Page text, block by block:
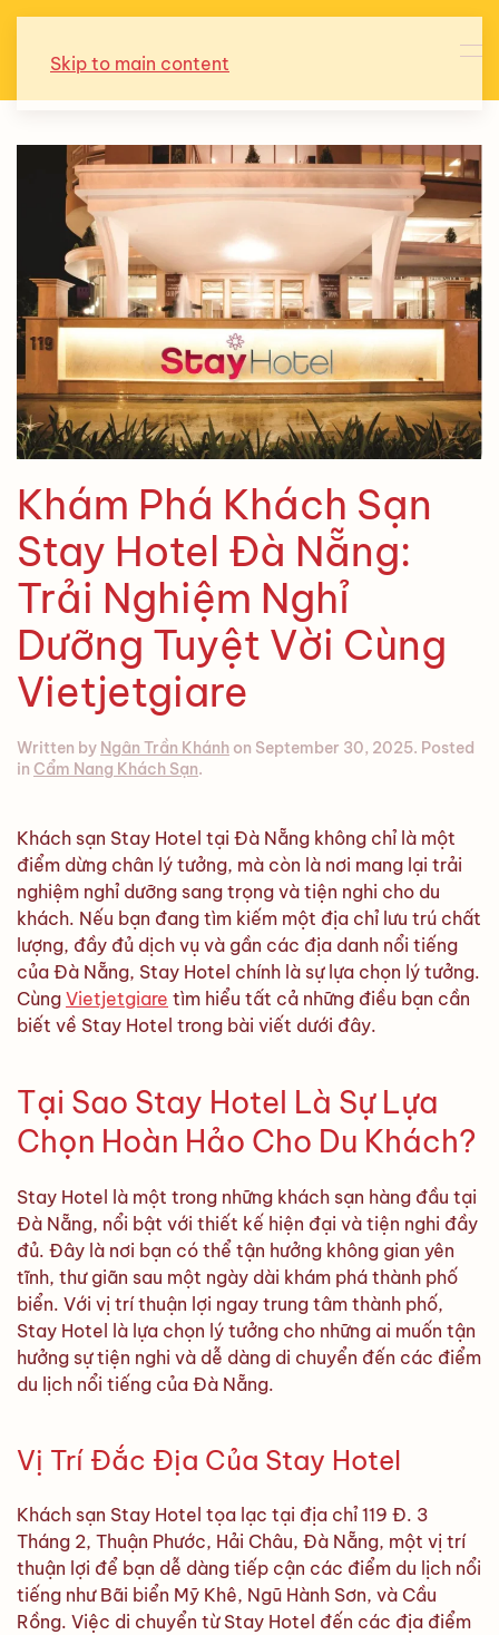
Skip to main content
Khám Phá Khách Sạn
Stay Hotel Đà Nẵng:
Trải Nghiệm Nghỉ
Dưỡng Tuyệt Vời Cùng
Vietjetgiare
Written by Ngân Trần Khánh on September 30, 2025. Posted
in Cẩm Nang Khách Sạn.
Khách sạn Stay Hotel tại Đà Nẵng không chỉ là một
điểm dừng chân lý tưởng, mà còn là nơi mang lại trải
nghiệm nghỉ dưỡng sang trọng và tiện nghi cho du
khách. Nếu bạn đang tìm kiếm một địa chỉ lưu trú chất
lượng, đầy đủ dịch vụ và gần các địa danh nổi tiếng
của Đà Nẵng, Stay Hotel chính là sự lựa chọn lý tưởng.
Cùng Vietjetgiare tìm hiểu tất cả những điều bạn cần
biết về Stay Hotel trong bài viết dưới đây.
Tại Sao Stay Hotel Là Sự Lựa
Chọn Hoàn Hảo Cho Du Khách?
Stay Hotel là một trong những khách sạn hàng đầu tại
Đà Nẵng, nổi bật với thiết kế hiện đại và tiện nghi đầy
đủ. Đây là nơi bạn có thể tận hưởng không gian yên
tĩnh, thư giãn sau một ngày dài khám phá thành phố
biển. Với vị trí thuận lợi ngay trung tâm thành phố,
Stay Hotel là lựa chọn lý tưởng cho những ai muốn tận
hưởng sự tiện nghi và dễ dàng di chuyển đến các điểm
du lịch nổi tiếng của Đà Nẵng.
Vị Trí Đắc Địa Của Stay Hotel
Khách sạn Stay Hotel tọa lạc tại địa chỉ 119 Đ. 3
Tháng 2, Thuận Phước, Hải Châu, Đà Nẵng, một vị trí
thuận lợi để bạn dễ dàng tiếp cận các điểm du lịch nổi
tiếng như Bãi biển Mỹ Khê, Ngũ Hành Sơn, và Cầu
Rồng. Việc di chuyển từ Stay Hotel đến các địa điểm